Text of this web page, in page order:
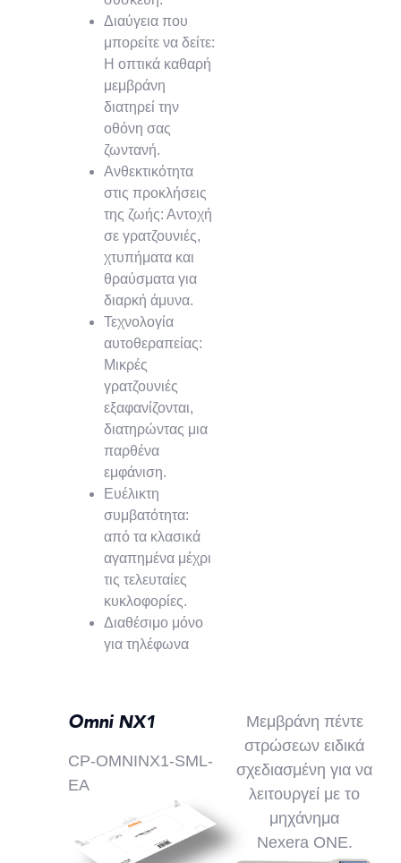
Διαύγεια που
μπορείτε να δείτε:
Η οπτικά καθαρή
μεμβράνη
διατηρεί την
οθόνη σας
ζωντανή.
Ανθεκτικότητα
στις προκλήσεις
της ζωής: Αντοχή
σε γρατζουνιές,
χτυπήματα και
θραύσματα για
διαρκή άμυνα.
Τεχνολογία
αυτοθεραπείας:
Μικρές
γρατζουνιές
εξαφανίζονται,
διατηρώντας μια
παρθένα
εμφάνιση.
Ευέλικτη
συμβατότητα:
από τα κλασικά
αγαπημένα μέχρι
τις τελευταίες
κυκλοφορίες.
Διαθέσιμο μόνο
για τηλέφωνα
Omni NX1
CP-OMNINX1-SML-
EA
Μεμβράνη πέντε
στρώσεων ειδικά
σχεδιασμένη για να
λειτουργεί με το
μηχάνημα
Nexera ONE.